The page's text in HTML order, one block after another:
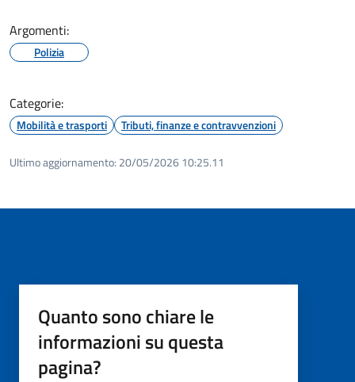
Argomenti:
Polizia
Categorie:
Mobilità e trasporti Tributi, finanze e contravvenzioni
Ultimo aggiornamento: 20/05/2026 10:25.11
Quanto sono chiare le
informazioni su questa
pagina?